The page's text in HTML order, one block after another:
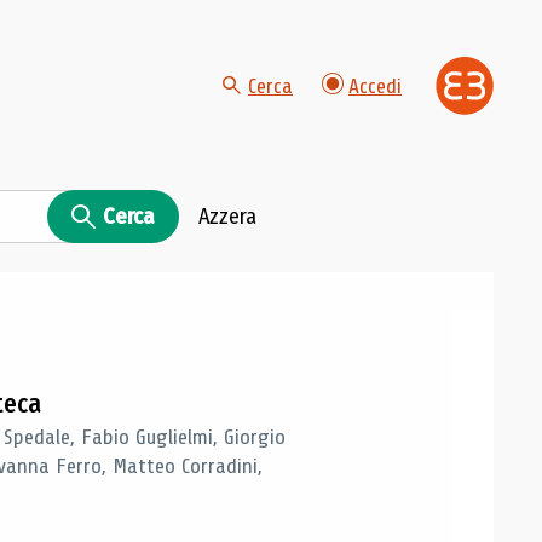
Cerca Accedi
Cerca Azzera
Fabio Guglielmi, Giorgio
Ferro, Matteo Corradini,